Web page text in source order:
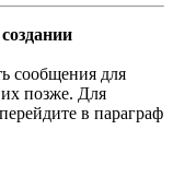
сообщения для
их позже. Для
в параграф